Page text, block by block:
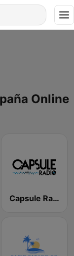
Online
Capsule Radio